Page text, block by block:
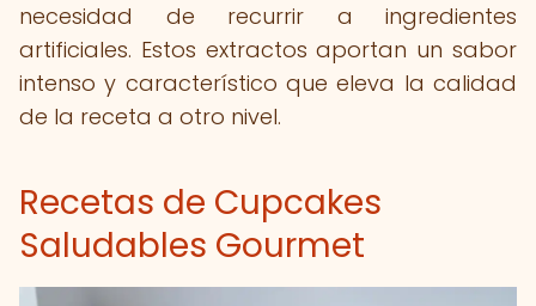
necesidad de recurrir a ingredientes
artificiales. Estos extractos aportan un sabor
intenso y característico que eleva la calidad
de la receta a otro nivel.
Recetas de Cupcakes
Saludables Gourmet